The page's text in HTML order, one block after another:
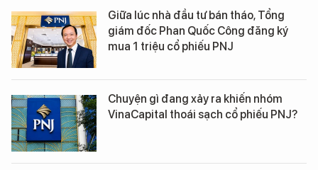
Giữa lúc nhà đầu tư bán tháo, Tổng
giám đốc Phan Quốc Công đăng ký
mua 1 triệu cổ phiếu PNJ
Chuyện gì đang xảy ra khiến nhóm
VinaCapital thoái sạch cổ phiếu PNJ?